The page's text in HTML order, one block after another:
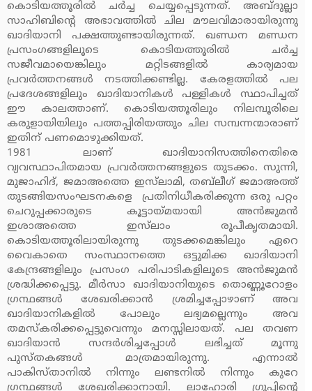
കൊടിയത്തൂരില്‍ ചര്‍ച്ച ചെയ്യപ്പെടുന്നത്. അബ്ദുല്ലാ
സാഹിബിന്റെ അഭാവത്തില്‍ ചില മൗലവിമാരായിരുന്നു
ഖാദിയാനി പക്ഷത്തുണ്ടായിരുന്നത്. ഖണ്ഡന മണ്ഡന
പ്രസംഗങ്ങളിലൂടെ കൊടിയത്തൂരില്‍ ചര്‍ച്ച
സജീവമായെങ്കിലും മറ്റിടങ്ങളില്‍ കാര്യമായ
പ്രവര്‍ത്തനങ്ങള്‍ നടത്തിക്കണ്ടില്ല. കേരളത്തില്‍ പല
പ്രദേശങ്ങളിലും ഖാദിയാനികള്‍ പള്ളികള്‍ സ്ഥാപിച്ചത്
ഈ കാലത്താണ്. കൊടിയത്തൂരിലും നിലമ്പൂരിലെ
കരുളായിയിലും പത്തപ്പിരിയത്തും ചില സമ്പന്നന്മാരാണ്
ഇതിന് പണമൊഴുക്കിയത്.
1981 ലാണ് ഖാദിയാനിസത്തിനെതിരെ
വ്യവസ്ഥാപിതമായ പ്രവര്‍ത്തനങ്ങളുടെ തുടക്കം. സുന്നി,
മുജാഹിദ്, ജമാഅത്തെ ഇസ്‌ലാമി, തബ്‌ലീഗ് ജമാഅത്ത്
തുടങ്ങിയസംഘടനകളെ പ്രതിനിധീകരിക്കുന്ന ഒരു പറ്റം
ചെറുപ്പക്കാരുടെ കൂട്ടായ്മയായി അന്‍ജുമന്‍
ഇശാഅത്തെ ഇസ്‌ലാം രൂപീകൃതമായി.
കൊടിയത്തൂരിലായിരുന്നു തുടക്കമെങ്കിലും ഏറെ
വൈകാതെ സംസ്ഥാനത്തെ ഒട്ടുമിക്ക ഖാദിയാനി
കേന്ദ്രങ്ങളിലും പ്രസംഗ പരിപാടികളിലൂടെ അന്‍ജുമന്‍
ശ്രദ്ധിക്കപ്പെട്ടു. മീര്‍സാ ഖാദിയാനിയുടെ തൊണ്ണൂറോളം
ഗ്രന്ഥങ്ങള്‍ ശേഖരിക്കാന്‍ ശ്രമിച്ചപ്പോഴാണ് അവ
ഖാദിയാനികളില്‍ പോലും ലഭ്യമല്ലെന്നും അവ
തമസ്‌കരിക്കപ്പെട്ടുവെന്നും മനസ്സിലായത്. പല തവണ
ഖാദിയാന്‍ സന്ദര്‍ശിച്ചപ്പോള്‍ ലഭിച്ചത് മൂന്നു
പുസ്തകങ്ങള്‍ മാത്രമായിരുന്നു. എന്നാല്‍
പാകിസ്താനില്‍ നിന്നും ലണ്ടനില്‍ നിന്നും കുറേ
ഗ്രന്ഥങ്ങള്‍ ശേഖരിക്കാനായി. ലാഹോരി ഗ്രൂപ്പിന്റെ